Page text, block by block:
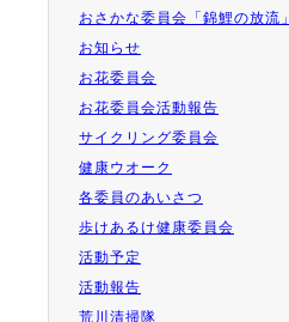
おさかな委員会「錦鯉の放流」
お知らせ
お花委員会
お花委員会活動報告
サイクリング委員会
健康ウオーク
各委員のあいさつ
歩けあるけ健康委員会
活動予定
活動報告
荒川清掃隊